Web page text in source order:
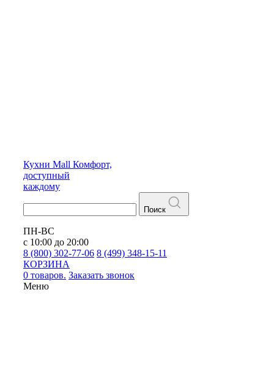
Кухни Mall Комфорт,
доступный
каждому
Поиск
ПН-ВС
с 10:00 до 20:00
8 (800) 302-77-06 8 (499) 348-15-11
КОРЗИНА
0 товаров. Заказать звонок
Меню